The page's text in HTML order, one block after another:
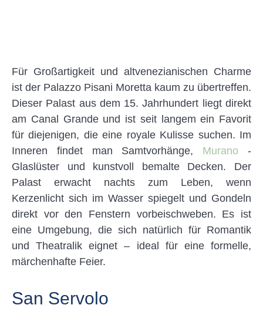
Für Großartigkeit und altvenezianischen Charme
ist der Palazzo Pisani Moretta kaum zu übertreffen.
Dieser Palast aus dem 15. Jahrhundert liegt direkt
am Canal Grande und ist seit langem ein Favorit
für diejenigen, die eine royale Kulisse suchen. Im
Inneren findet man Samtvorhänge, Murano -
Glaslüster und kunstvoll bemalte Decken. Der
Palast erwacht nachts zum Leben, wenn
Kerzenlicht sich im Wasser spiegelt und Gondeln
direkt vor den Fenstern vorbeischweben. Es ist
eine Umgebung, die sich natürlich für Romantik
und Theatralik eignet – ideal für eine formelle,
märchenhafte Feier.
San Servolo